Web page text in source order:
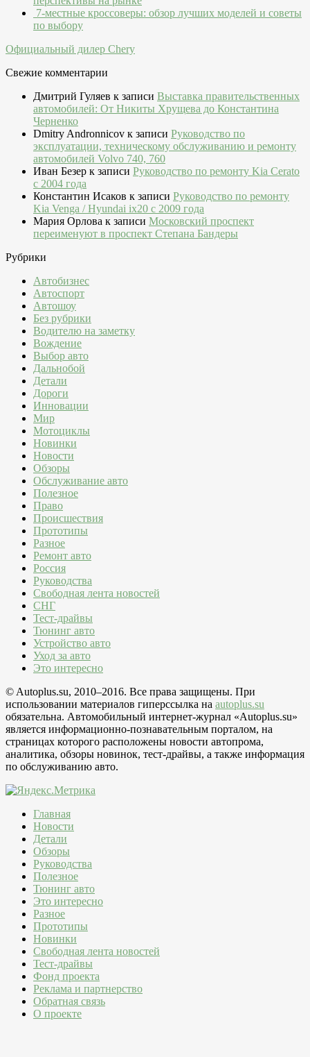
7-местные кроссоверы: обзор лучших моделей и советы
по выбору
Официальный дилер Chery
Свежие комментарии
Дмитрий Гуляев к записи Выставка правительственных
автомобилей: От Никиты Хрущева до Константина
Черненко
Dmitry Andronnicov к записи Руководство по
эксплуатации, техническому обслуживанию и ремонту
автомобилей Volvo 740, 760
Иван Безер к записи Руководство по ремонту Kia Cerato
c 2004 года
Константин Исаков к записи Руководство по ремонту
Kia Venga / Hyundai ix20 c 2009 года
Мария Орлова к записи Московский проспект
переименуют в проспект Степана Бандеры
Рубрики
Автобизнес
Автоспорт
Автошоу
Без рубрики
Водителю на заметку
Вождение
Выбор авто
Дальнобой
Детали
Дороги
Инновации
Мир
Мотоциклы
Новинки
Новости
Обзоры
Обслуживание авто
Полезное
Право
Происшествия
Прототипы
Разное
Ремонт авто
Россия
Руководства
Свободная лента новостей
СНГ
Тест-драйвы
Тюнинг авто
Устройство авто
Уход за авто
Это интересно
© Autoplus.su, 2010–2016. Все права защищены. При
использовании материалов гиперссылка на autoplus.su
обязательна. Автомобильный интернет-журнал «Autoplus.su»
является информационно-познавательным порталом, на
страницах которого расположены новости автопрома,
аналитика, обзоры новинок, тест-драйвы, а также информация
по обслуживанию авто.
Главная
Новости
Детали
Обзоры
Руководства
Полезное
Тюнинг авто
Это интересно
Разное
Прототипы
Новинки
Свободная лента новостей
Тест-драйвы
Фонд проекта
Реклама и партнерство
Обратная связь
О проекте